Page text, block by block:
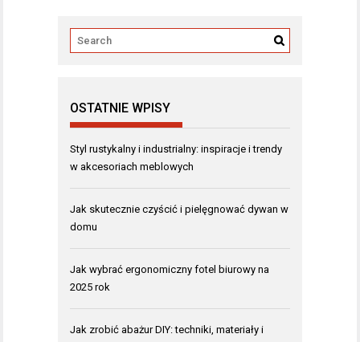
OSTATNIE WPISY
Styl rustykalny i industrialny: inspiracje i trendy
w akcesoriach meblowych
Jak skutecznie czyścić i pielęgnować dywan w
domu
Jak wybrać ergonomiczny fotel biurowy na
2025 rok
Jak zrobić abażur DIY: techniki, materiały i